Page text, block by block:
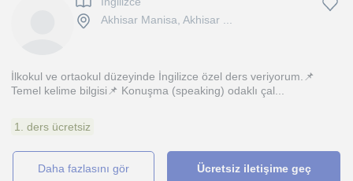
Akhisar Manisa, Akhisar ...
İlkokul ve ortaokul düzeyinde İngilizce özel ders veriyorum.📌
Temel kelime bilgisi📌 Konuşma (speaking) odaklı çal...
1. ders ücretsiz
daha fazlasını gör Ücretsiz iletişime geç